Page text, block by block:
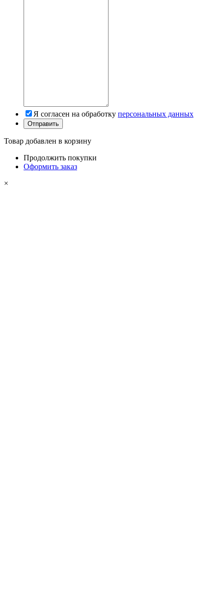
Я согласен на обработку персональных данных
Товар добавлен в корзину
Продолжить покупки
Оформить заказ
×